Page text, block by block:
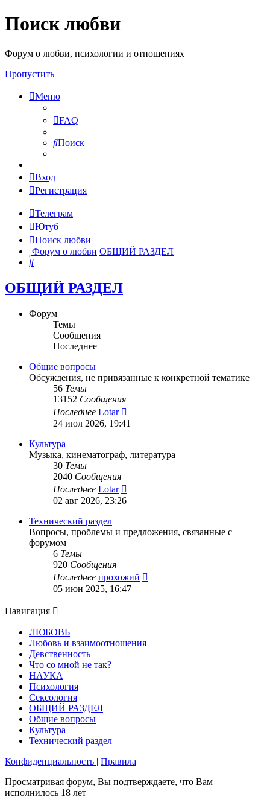
Поиск любви
Форум о любви, психологии и отношениях
Пропустить
Меню
FAQ
Поиск
Вход
Регистрация
Телеграм
Ютуб
Поиск любви
Форум о любви ОБЩИЙ РАЗДЕЛ
Поиск
ОБЩИЙ РАЗДЕЛ
Форум
Темы
Сообщения
Последнее
Общие вопросы
Обсуждения, не привязанные к конкретной тематике
56 Темы
13152 Сообщения
Последнее Lotar
к
24 июл 2026, 19:41
Культура
Музыка, кинематограф, литература
30 Темы
2040 Сообщения
Последнее Lotar
02 авг 2026, 23:26
Технический раздел
Вопросы, проблемы и предложения, связанные с
форумом
6 Темы
920 Сообщения
Последнее прохожий
05 июн 2025, 16:47
Навигация
ЛЮБОВЬ
Любовь и взаимоотношения
Девственность
Что со мной не так?
НАУКА
Психология
Сексология
ОБЩИЙ РАЗДЕЛ
Общие вопросы
Культура
Технический раздел
Конфиденциальность | Правила
Просматривая форум, Вы подтверждаете, что Вам
исполнилось 18 лет